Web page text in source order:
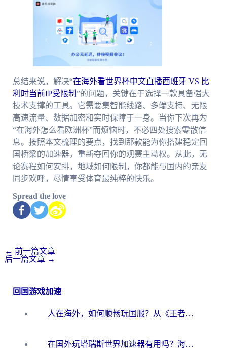
总结来说，解决“在海外看世界杯中文直播西班牙 VS 比
利时当前IP受限制 ”的问题，关键在于选择一款具备强大
技术支撑的工具。它需要集智能线路、多端支持、无限
高速流量、数据加密和实时保障于一身。当你下次再为
“在海外怎么看欧洲杯”而烦恼时，不必四处搜索零散信
息。按照本文梳理的要点，找到那款能为你搭建稳定回
国桥梁的加速器，重新夺回你的观赛主动权。从此，无
论赛程如何安排，地域如何限制，你都能与国内的亲友
同步欢呼，尽情享受体育最纯粹的快乐。
Spread the love
← 前一篇文章
后一篇文章 →
回国游戏加速
人在海外，如何顺畅玩国服？从《王者荣耀》到《云图计划》的加速器终极指南
在国外玩塔瑞斯世界加速器有用吗？海外玩家亲测后的真实答案